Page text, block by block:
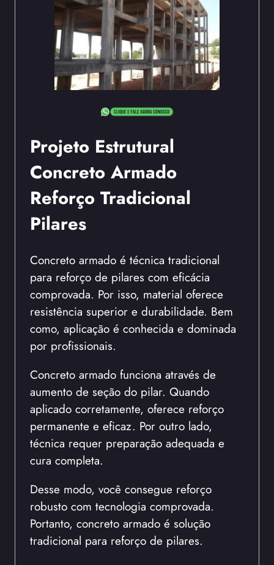
Projeto Estrutural
Concreto Armado
Reforço Tradicional
Pilares
Concreto armado é técnica tradicional
para reforço de pilares com eficácia
comprovada. Por isso, material oferece
resistência superior e durabilidade. Bem
como, aplicação é conhecida e dominada
por profissionais.
Concreto armado funciona através de
aumento de seção do pilar. Quando
aplicado corretamente, oferece reforço
permanente e eficaz. Por outro lado,
técnica requer preparação adequada e
cura completa.
Desse modo, você consegue reforço
robusto com tecnologia comprovada.
Portanto, concreto armado é solução
tradicional para reforço de pilares.